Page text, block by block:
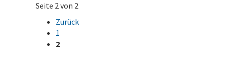
Seite 2 von 2
Zurück
1
2